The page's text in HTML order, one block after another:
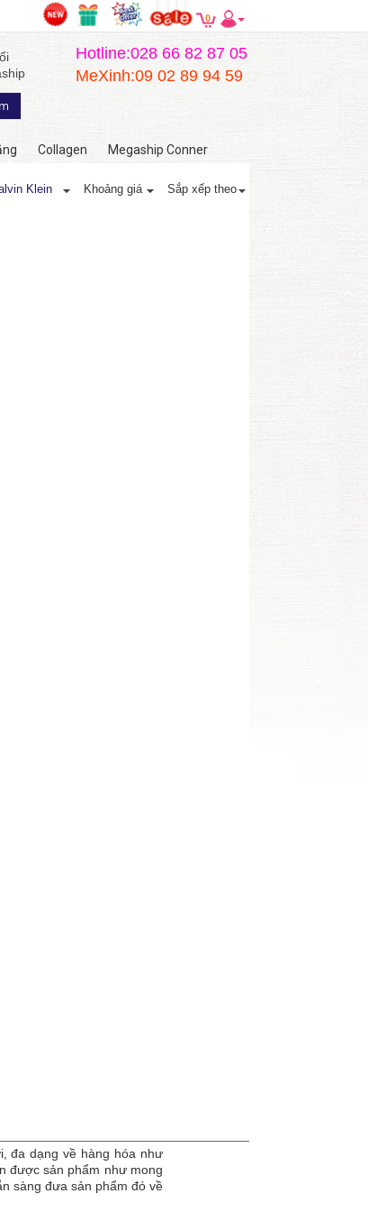
0
Hotline:028 66 82 87 05
MeXinh:09 02 89 94 59
Collagen Megaship Conner
Klein Khoảng giá Sắp xếp theo
đa dạng về hàng hóa như
được sản phẩm như mong
sàng đưa sản phẩm đó về